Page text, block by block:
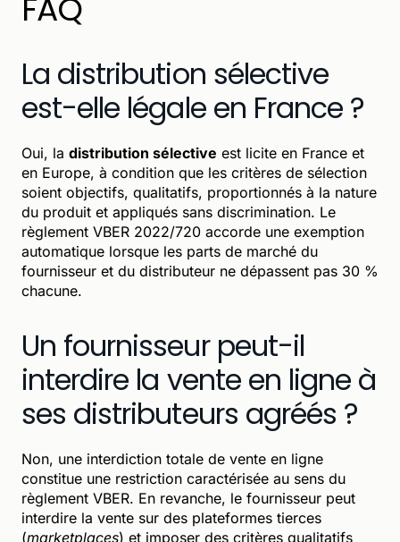
FAQ
La distribution sélective
est-elle légale en France ?
Oui, la distribution sélective est licite en France et
en Europe, à condition que les critères de sélection
soient objectifs, qualitatifs, proportionnés à la nature
du produit et appliqués sans discrimination. Le
règlement VBER 2022/720 accorde une exemption
automatique lorsque les parts de marché du
fournisseur et du distributeur ne dépassent pas 30 %
chacune.
Un fournisseur peut-il
interdire la vente en ligne à
ses distributeurs agréés ?
Non, une interdiction totale de vente en ligne
constitue une restriction caractérisée au sens du
règlement VBER. En revanche, le fournisseur peut
interdire la vente sur des plateformes tierces
(marketplaces) et imposer des critères qualitatifs